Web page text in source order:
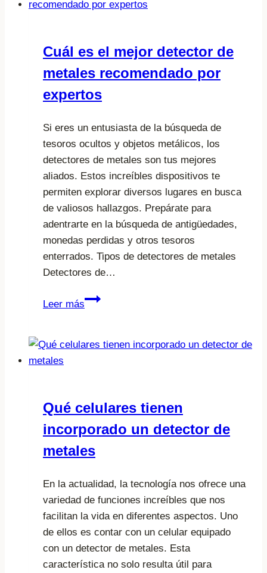
¿Quién
Cuál es el mejor detector de
metales recomendado por
expertos
Si eres un entusiasta de la búsqueda de
tesoros ocultos y objetos metálicos, los
detectores de metales son tus mejores
aliados. Estos increíbles dispositivos te
permiten explorar diversos lugares en busca
de valiosos hallazgos. Prepárate para
adentrarte en la búsqueda de antigüedades,
monedas perdidas y otros tesoros
enterrados. Tipos de detectores de metales
Detectores de…
Leer más
Cuál
mejor
recomendado
por
Qué celulares tienen
incorporado un detector de
metales
En la actualidad, la tecnología nos ofrece una
variedad de funciones increíbles que nos
facilitan la vida en diferentes aspectos. Uno
de ellos es contar con un celular equipado
con un detector de metales. Esta
característica no solo resulta útil para